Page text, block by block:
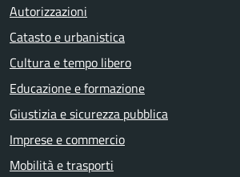
Autorizzazioni
Catasto e urbanistica
Cultura e tempo libero
Educazione e formazione
Giustizia e sicurezza pubblica
Imprese e commercio
Mobilità e trasporti